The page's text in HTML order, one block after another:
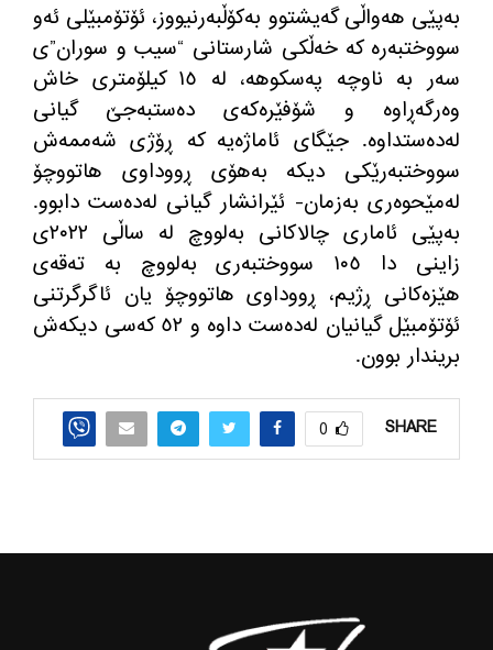
به‌پێی هه‌واڵی گه‌یشتوو به‌كۆڵبه‌رنیووز، ئۆتۆمبێلی ئه‌و
سووختبه‌ره‌ كه‌ خه‌ڵكی شارستانی “سیب و سوران”ی
سه‌ر به‌ ناوچه‌ په‌سكوهه‌، له‌ ١٥ كیلۆمتری خاش
وه‌رگه‌ڕاوه‌ و شۆفێره‌كه‌ی ده‌ستبه‌جێ گیانی
له‌ده‌ستداوه‌. جێگای ئاماژه‌یه‌ كه‌ ڕۆژی شه‌ممه‌ش
سووختبه‌رێكی دیكه‌ به‌هۆی ڕووداوی هاتووچۆ
له‌مێحوه‌ری به‌زمان- ئێرانشار گیانی له‌ده‌ست دابوو.
به‌پێی ئاماری چالاكانی به‌لووچ له‌ ساڵی ٢٠٢٢ی
زاینی دا ١٠٥ سووختبه‌ری به‌لووچ به‌ ته‌قه‌ی
هێزه‌كانی ڕژیم، ڕووداوی هاتووچۆ یان ئاگرگرتنی
ئۆتۆمبێل گیانیان له‌ده‌ست داوه‌ و ٥٢ كه‌سی دیكه‌ش
بریندار بوون.
SHARE
0